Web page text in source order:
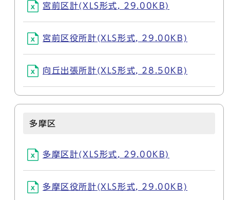
宮前区計(XLS形式, 29.00KB)
宮前区役所計(XLS形式, 29.00KB)
向丘出張所計(XLS形式, 28.50KB)
多摩区
多摩区計(XLS形式, 29.00KB)
多摩区役所計(XLS形式, 29.00KB)